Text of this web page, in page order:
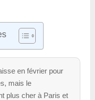
en février pour
mais le
plus cher à Paris et